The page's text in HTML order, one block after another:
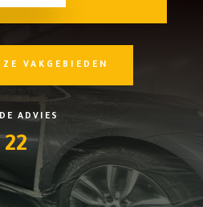
VAKGEBIEDEN
ADVIES